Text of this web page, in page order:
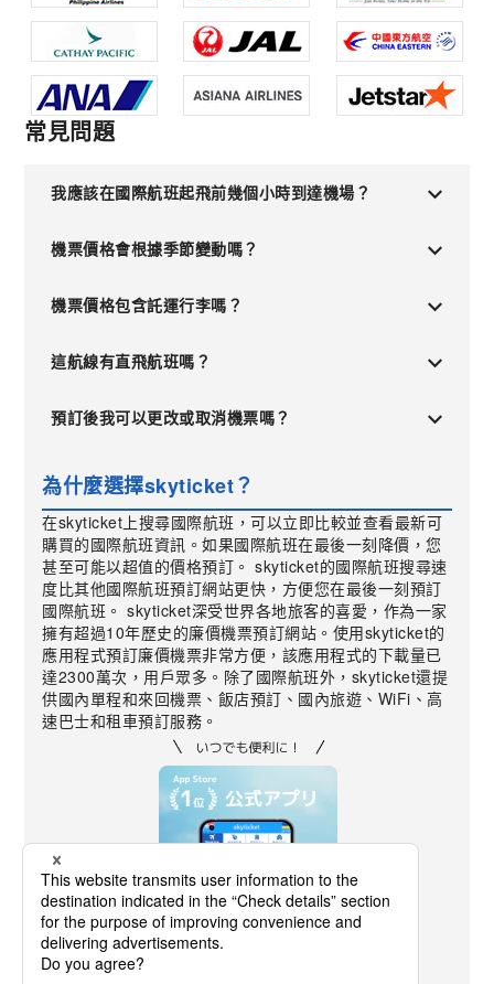
常見問題
我應該在國際航班起飛前幾個小時到達機場？
機票價格會根據季節變動嗎？
機票價格包含託運行李嗎？
這航線有直飛航班嗎？
預訂後我可以更改或取消機票嗎？
為什麼選擇skyticket？
在skyticket上搜尋國際航班，可以立即比較並查看最新可
購買的國際航班資訊。如果國際航班在最後一刻降價，您
甚至可能以超值的價格預訂。 skyticket的國際航班搜尋速
度比其他國際航班預訂網站更快，方便您在最後一刻預訂
國際航班。 skyticket深受世界各地旅客的喜愛，作為一家
擁有超過10年歷史的廉價機票預訂網站。使用skyticket的
應用程式預訂廉價機票非常方便，該應用程式的下載量已
達2300萬次，用戶眾多。除了國際航班外，skyticket還提
供國內單程和來回機票、飯店預訂、國內旅遊、WiFi、高
速巴士和租車預訂服務。